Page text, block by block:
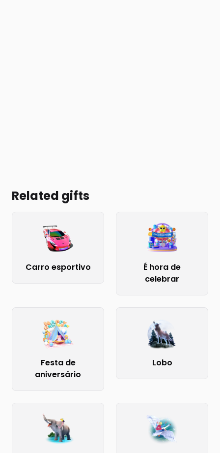
Related gifts
Carro esportivo
É hora de
celebrar
Festa de
aniversário
Lobo